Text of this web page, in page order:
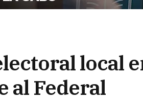
local
al Federal